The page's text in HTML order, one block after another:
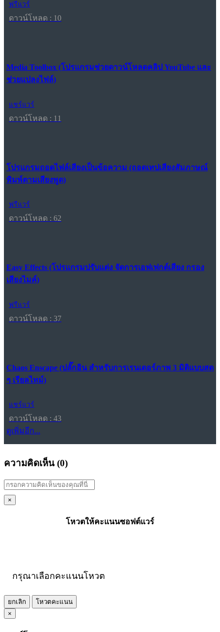
ฟรีแวร์
ดาวน์โหลด : 10
Media Toolbox (โปรแกรมช่วยดาวน์โหลดคลิป YouTube และ
ช่วยแปลงไฟล์)
แชร์แวร์
ดาวน์โหลด : 11
โปรแกรมถอดไฟล์เสียงเป็นข้อความ (ถอดเทปเสียงสัมภาษณ์
พิมพ์ตามเสียงพูด)
ฟรีแวร์
ดาวน์โหลด : 62
Easy Effects (โปรแกรมปรับแต่ง จัดการเอฟเฟกต์เสียง กรอง
เสียงไมค์)
ฟรีแวร์
ดาวน์โหลด : 37
Chaos Enscape (ปลั๊กอิน สำหรับการเรนเดอร์ภาพ 3 มิติแบบสด
ๆ เรียลไทม์)
แชร์แวร์
ดาวน์โหลด : 43
ดูเพิ่มอีก...
ความคิดเห็น (0)
×
โหวตให้คะแนนซอฟต์แวร์
กรุณาเลือกคะแนนโหวต
ยกเลิก
โหวตคะแนน
×